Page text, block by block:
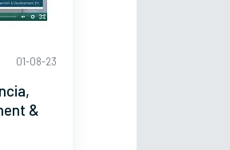
01-08-23
&